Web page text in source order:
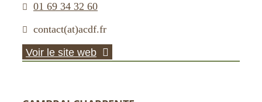
01 69 34 32 60
contact(at)acdf.fr
Voir le site web